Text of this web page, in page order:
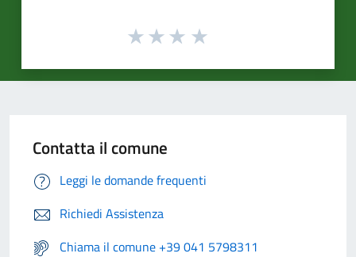
Contatta il comune
Leggi le domande frequenti
Richiedi Assistenza
Chiama il comune +39 041 5798311